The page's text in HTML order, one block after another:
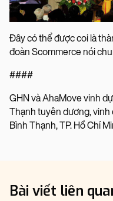
Đây có thể được coi là
đoàn Scommerce nói
####
GHN và AhaMove vinh
Thạnh tuyên dương, vinh
Bình Thạnh, TP. Hồ Chí
Bài viết liên